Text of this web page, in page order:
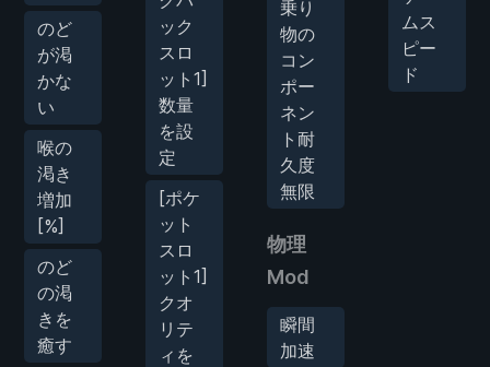
のど
が渇
かな
い
喉の
渇き
増加
[%]
のど
の渇
きを
癒す
ック
スロ
ット1]
数量
を設
定
[ポケ
ット
スロ
ット1]
クオ
リテ
ィを
乗り
物の
コン
ポー
ネン
ト耐
久度
無限
物理
Mod
瞬間
加速
ムス
ピー
ド